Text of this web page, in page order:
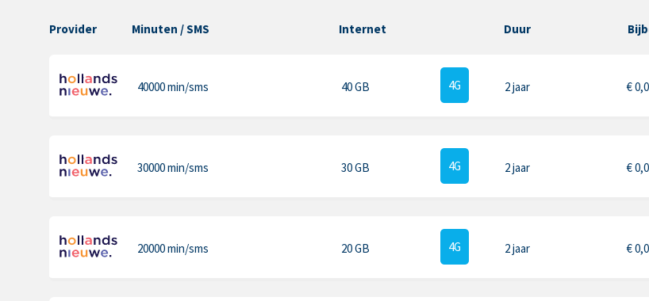
Provider Minuten / SMS Internet Duur
40000 min/sms 40 GB 4G 2 jaar €
30000 min/sms 30 GB 4G 2 jaar €
20000 min/sms 20 GB 4G 2 jaar €